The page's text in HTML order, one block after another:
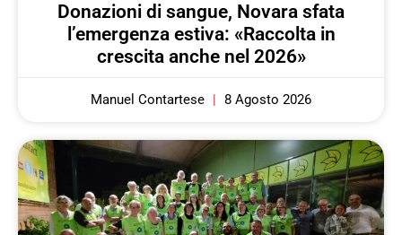
Donazioni di sangue, Novara sfata
l’emergenza estiva: «Raccolta in
crescita anche nel 2026»
Manuel Contartese 8 Agosto 2026